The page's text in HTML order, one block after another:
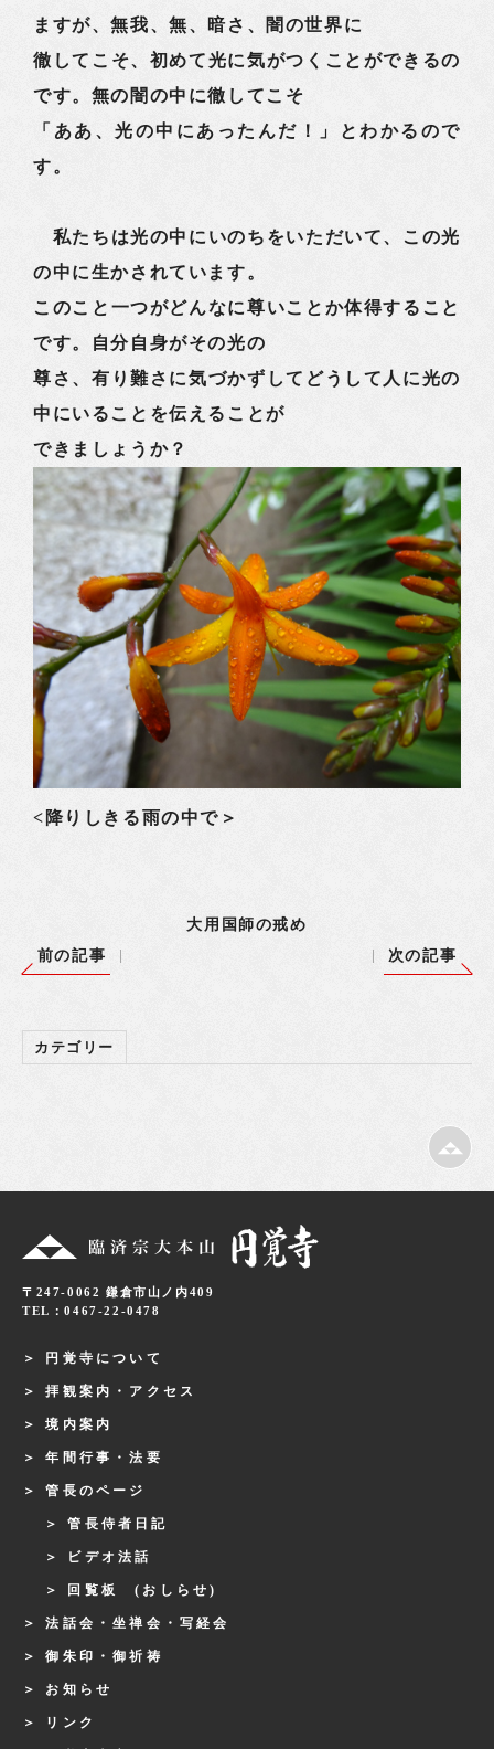
ますが、無我、無、暗さ、闇の世界に
徹してこそ、初めて光に気がつくことができるの
です。無の闇の中に徹してこそ
「ああ、光の中にあったんだ！」とわかるので
す。
私たちは光の中にいのちをいただいて、この光
の中に生かされています。
このこと一つがどんなに尊いことか体得すること
です。自分自身がその光の
尊さ、有り難さに気づかずしてどうして人に光の
中にいることを伝えることが
できましょうか？
<降りしきる雨の中で＞
大用国師の戒め
前の記事
次の記事
カテゴリー
〒247-0062 鎌倉市山ノ内409
TEL：0467-22-0478
円覚寺について
拝観案内・アクセス
境内案内
年間行事・法要
管長のページ
管長侍者日記
ビデオ法話
回覧板 (おしらせ)
法話会・坐禅会・写経会
御朱印・御祈祷
お知らせ
リンク